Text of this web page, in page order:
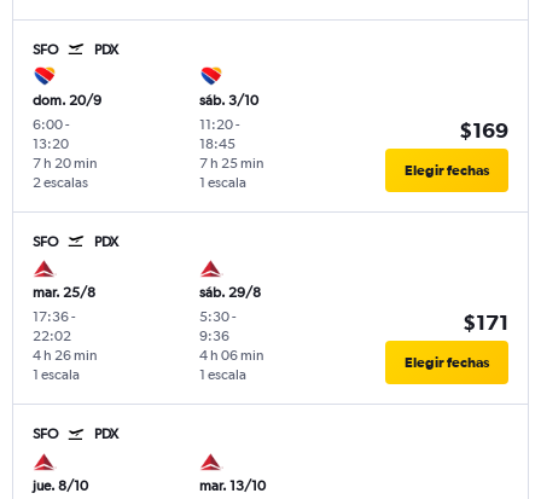
SFO PDX
dom. 20/9
6:00-
13:20
2 escalas
7 h 20 min
sáb. 3/10
11:20-
18:45
1 escala
7 h 25 min
$169
Elegir fechas
SFO PDX
mar. 25/8
17:36-
22:02
1 escala
4 h 26 min
sáb. 29/8
5:30-
9:36
1 escala
4 h 06 min
$171
Elegir fechas
SFO PDX
jue. 8/10
mar. 13/10